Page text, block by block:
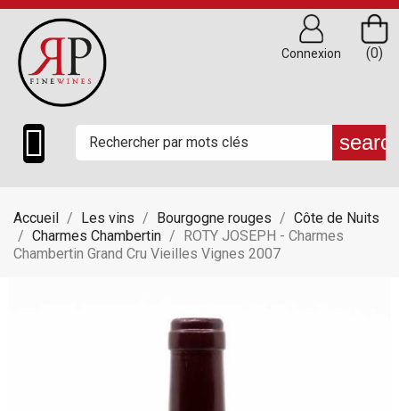

(0)
Connexion
Accueil Les vins Bourgogne rouges
Côte de Nuits
Charmes Chambertin
ROTY JOSEPH - Charmes
Chambertin Grand Cru Vieilles Vignes 2007